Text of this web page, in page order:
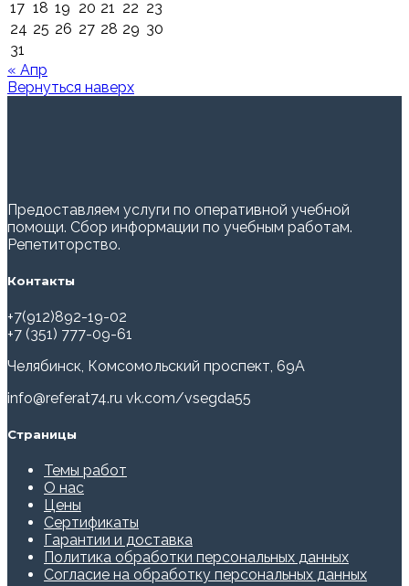
17 18 19 20 21 22 23
24 25 26 27 28 29 30
31
« Апр
Вернуться наверх
Предоставляем услуги по оперативной учебной
помощи. Сбор информации по учебным работам.
Репетиторство.
Контакты
+7(912)892-19-02
+7 (351) 777-09-61
Челябинск, Комсомольский проспект, 69А
info@referat74.ru vk.com/vsegda55
Страницы
Темы работ
О нас
Цены
Сертификаты
Гарантии и доставка
Политика обработки персональных данных
Согласие на обработку персональных данных